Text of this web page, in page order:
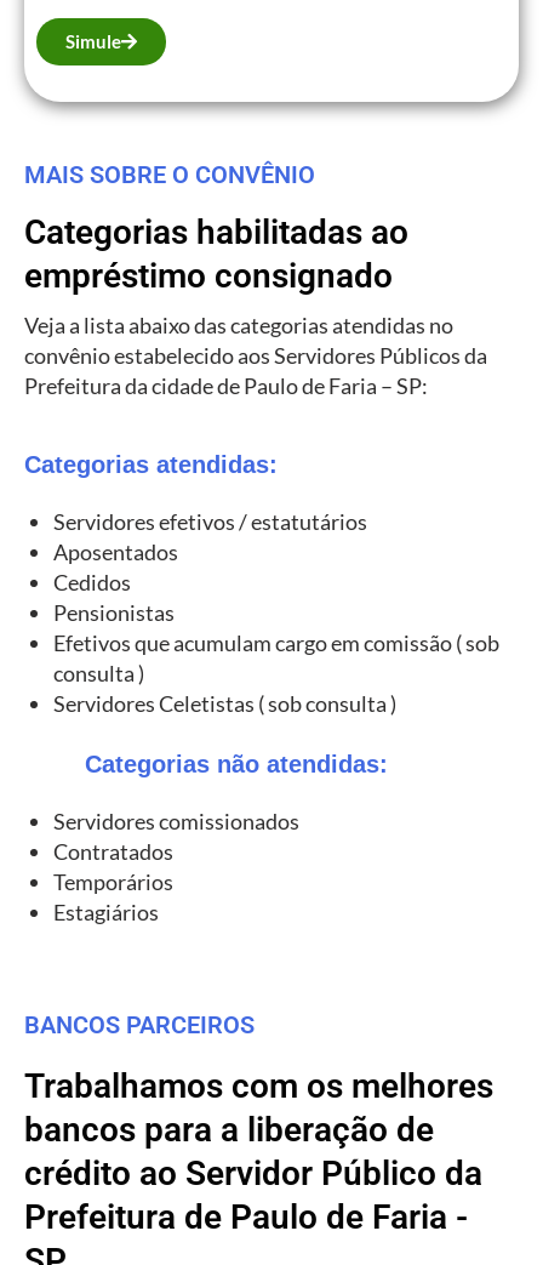
Simule
MAIS SOBRE O CONVÊNIO
Categorias habilitadas ao
empréstimo consignado
Veja a lista abaixo das categorias atendidas no
convênio estabelecido aos Servidores Públicos da
Prefeitura da cidade de Paulo de Faria – SP:
Categorias atendidas:
Servidores efetivos / estatutários
Aposentados
Cedidos
Pensionistas
Efetivos que acumulam cargo em comissão ( sob
consulta )
Servidores Celetistas ( sob consulta )
Categorias não atendidas:
Servidores comissionados
Contratados
Temporários
Estagiários
BANCOS PARCEIROS
Trabalhamos com os melhores
bancos para a liberação de
crédito ao Servidor Público da
Prefeitura de Paulo de Faria -